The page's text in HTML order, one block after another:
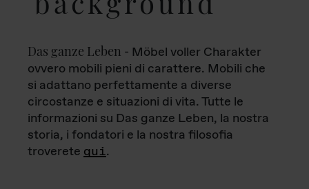
Das ganze Leben - Möbel voller Charakter
ovvero mobili pieni di carattere. Mobili che
si adattano perfettamente a diverse
circostanze e situazioni di vita. Tutte le
informazioni su Das ganze Leben, la nostra
storia, i fondatori e la nostra filosofia
troverete qui.